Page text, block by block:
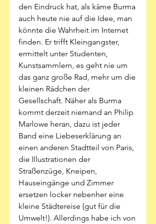
den Eindruck hat, als käme Burma
auch heute nie auf die Idee, man
könnte die Wahrheit im Internet
finden. Er trifft Kleingangster,
ermittelt unter Studenten,
Kunstsammlern, es geht nie um
das ganz große Rad, mehr um die
kleinen Rädchen der
Gesellschaft. Näher als Burma
kommt derzeit niemand an Philip
Marlowe heran, dazu ist jeder
Band eine Liebeserklärung an
einen anderen Stadtteil von Paris,
die Illustrationen der
Straßenzüge, Kneipen,
Hauseingänge und Zimmer
ersetzen locker nebenher eine
kleine Städtereise (gut für die
Umwelt!). Allerdings habe ich von